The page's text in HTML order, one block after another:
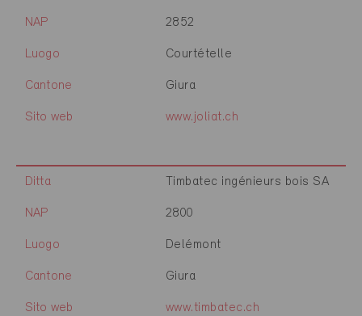
NAP 2852
Luogo Courtételle
Cantone Giura
Sito web www.joliat.ch
Ditta Timbatec ingénieurs bois SA
NAP 2800
Luogo Delémont
Cantone Giura
Sito web www.timbatec.ch